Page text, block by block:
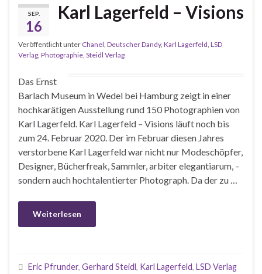
SEP.
16
Karl Lagerfeld – Visions
Veröffentlicht unter Chanel Deutscher Dandy, Karl Lagerfeld LSD
Verlag Photographie Steidl Verlag
Das Ernst
Barlach Museum in Wedel bei Hamburg zeigt in einer
hochkarätigen Ausstellung rund 150 Photographien von
Karl Lagerfeld. Karl Lagerfeld – Visions läuft noch bis
zum 24. Februar 2020. Der im Februar diesen Jahres
verstorbene Karl Lagerfeld war nicht nur Modeschöpfer,
Designer, Bücherfreak, Sammler, arbiter elegantiarum, –
sondern auch hochtalentierter Photograph. Da der zu …
Weiterlesen
Eric Pfrunder, Gerhard Steidl, Karl Lagerfeld, LSD Verlag